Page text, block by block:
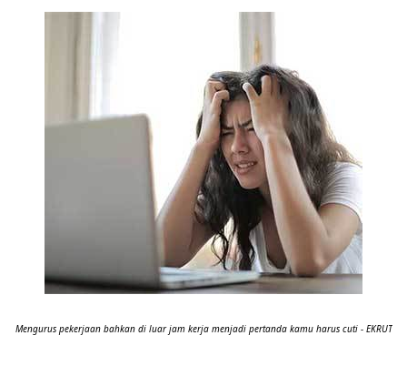
Mengurus pekerjaan bahkan di luar jam kerja menjadi pertanda kamu harus cuti - EKRUT